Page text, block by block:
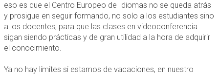
eso es que el Centro Europeo de Idiomas no se queda atrás
y prosigue en seguir formando, no solo a los estudiantes sino
a los docentes, para que las clases en videoconferencia
sigan siendo prácticas y de gran utilidad a la hora de adquirir
el conocimiento.
Ya no hay límites si estamos de vacaciones, en nuestro